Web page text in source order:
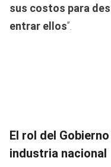
sus costos para
entrar ellos”.
El rol del
industria nacional